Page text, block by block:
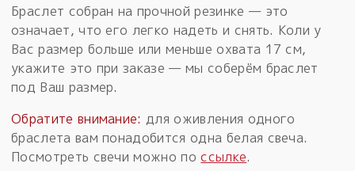
Браслет собран на прочной резинке — это
означает, что его легко надеть и снять. Коли у
Вас размер больше или меньше охвата 17 см,
укажите это при заказе — мы соберём браслет
под Ваш размер.
Обратите внимание: для оживления одного
браслета вам понадобится одна белая свеча.
Посмотреть свечи можно поссылке.